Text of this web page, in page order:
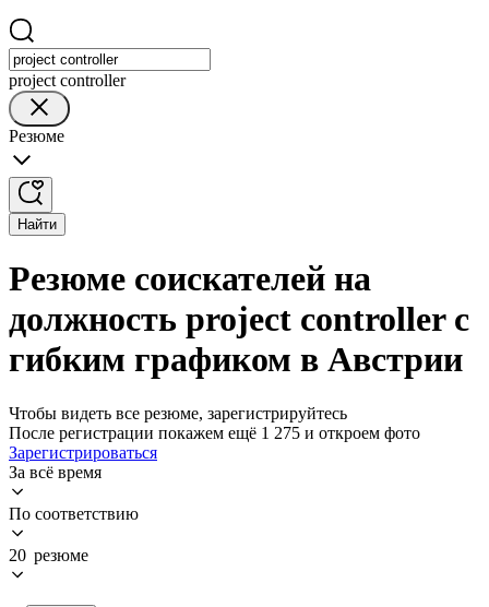
project controller
Резюме
Найти
Резюме соискателей на
должность project controller с
гибким графиком в Австрии
Чтобы видеть все резюме, зарегистрируйтесь
После регистрации покажем ещё 1 275 и откроем фото
Зарегистрироваться
За всё время
По соответствию
20 резюме